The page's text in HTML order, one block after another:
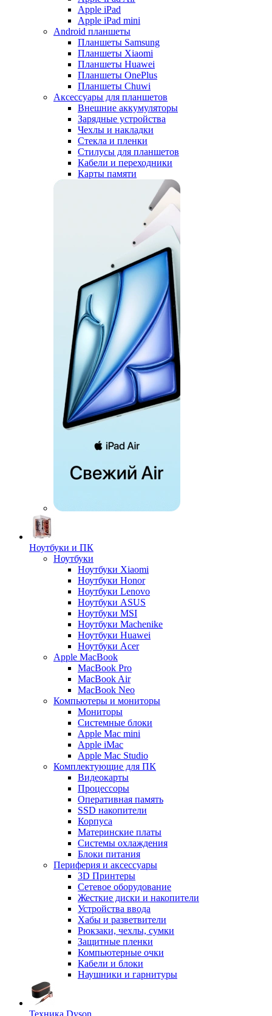
Apple iPad
Apple iPad mini
Android планшеты
Планшеты Samsung
Планшеты Xiaomi
Планшеты Huawei
Планшеты OnePlus
Планшеты Chuwi
Аксессуары для планшетов
Внешние аккумуляторы
Зарядные устройства
Чехлы и накладки
Стекла и пленки
Стилусы для планшетов
Кабели и переходники
Карты памяти
Ноутбуки и ПК
Ноутбуки
Ноутбуки Xiaomi
Ноутбуки Honor
Ноутбуки Lenovo
Ноутбуки ASUS
Ноутбуки MSI
Ноутбуки Machenike
Ноутбуки Huawei
Ноутбуки Acer
Apple MacBook
MacBook Pro
MacBook Air
MacBook Neo
Компьютеры и мониторы
Мониторы
Системные блоки
Apple Mac mini
Apple iMac
Apple Mac Studio
Комплектующие для ПК
Видеокарты
Процессоры
Оперативная память
SSD накопители
Корпуса
Материнские платы
Системы охлаждения
Блоки питания
Периферия и аксессуары
3D Принтеры
Сетевое оборудование
Жесткие диски и накопители
Устройства ввода
Хабы и разветвители
Рюкзаки, чехлы, сумки
Защитные пленки
Компьютерные очки
Кабели и блоки
Наушники и гарнитуры
Техника Dyson